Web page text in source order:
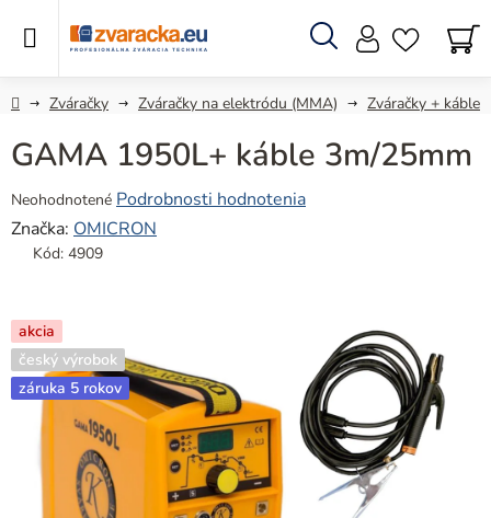
Hľadať
DomovZváračky Zváračky na elektródu (MMA) Zváračky + káble
GAMA 1950L+ káble 3m/25mm
Priemerné
hodnotenie
produktu
z
5
hviezdičiek.
Neohodnotené Podrobnosti hodnotenia
Značka: OMICRON
Kód: 4909
akcia
český výrobok
záruka 5 rokov